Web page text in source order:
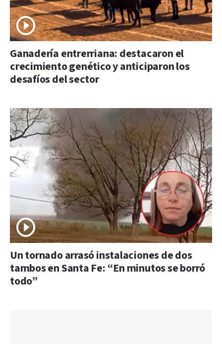
Ganadería entrerriana: destacaron el
crecimiento genético y anticiparon los
desafíos del sector
Un tornado arrasó instalaciones de dos
tambos en Santa Fe: “En minutos se borró
todo”